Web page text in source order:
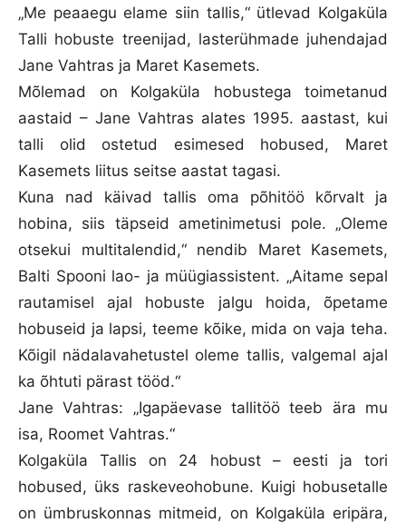
„Me peaaegu elame siin tallis,“ ütlevad Kolgaküla
Talli hobuste treenijad, lasterühmade juhendajad
Jane Vahtras ja Maret Kasemets.
Mõlemad on Kolgaküla hobustega toimetanud
aastaid – Jane Vahtras alates 1995. aastast, kui
talli olid ostetud esimesed hobused, Maret
Kasemets liitus seitse aastat tagasi.
Kuna nad käivad tallis oma põhitöö kõrvalt ja
hobina, siis täpseid ametinimetusi pole. „Oleme
otsekui multitalendid,“ nendib Maret Kasemets,
Balti Spooni lao- ja müügiassistent. „Aitame sepal
rautamisel ajal hobuste jalgu hoida, õpetame
hobuseid ja lapsi, teeme kõike, mida on vaja teha.
Kõigil nädalavahetustel oleme tallis, valgemal ajal
ka õhtuti pärast tööd.“
Jane Vahtras: „Igapäevase tallitöö teeb ära mu
isa, Roomet Vahtras.“
Kolgaküla Tallis on 24 hobust – eesti ja tori
hobused, üks raskeveohobune. Kuigi hobusetalle
on ümbruskonnas mitmeid, on Kolgaküla eripära,